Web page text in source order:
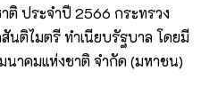
ติ ประจำปี 2566 กระทรวง
ติไมตรี ทำเนียบรัฐบาล โดยมี
าคมแห่งชาติ จำกัด (มหาชน)